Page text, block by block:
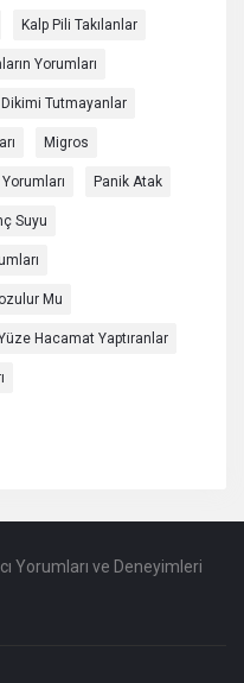
Kalp Pili Takılanlar
Yorumları
Dikimi Tutmayanlar
Migros
Panik Atak
Suyu
Mu
Hacamat Yaptıranlar
Yorumları ve Deneyimleri